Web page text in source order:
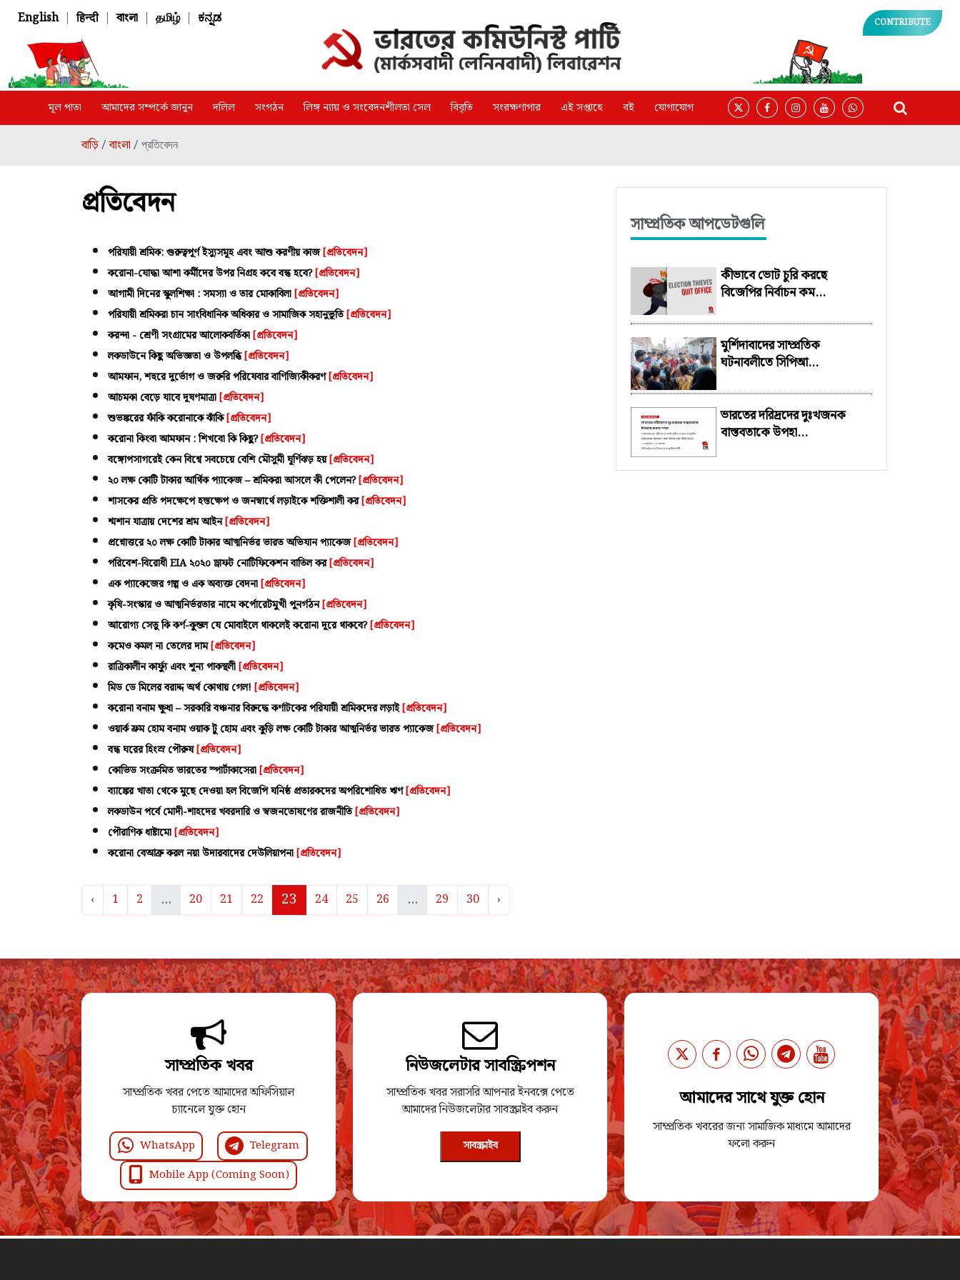
English | हिन्दी | বাংলা | தமிழ் | ಕನ್ನಡ CONTRIBUTE
মূল পাতা আমাদের সম্পর্কে জানুন দলিল সংগঠন লিঙ্গ ন্যায় ও সংবেদনশীলতা সেল বিবৃতি সংরক্ষণাগার এই সপ্তাহে বই যোগাযোগ
বাড়ি /বাংলা / প্রতিবেদন
প্রতিবেদন
পরিযায়ী শ্রমিক: গুরুত্বপূর্ণ ইস্যুসমূহ এবং আশু করণীয় কাজ[প্রতিবেদন]
করোনা-যোদ্ধা আশা কর্মীদের উপর নিগ্রহ কবে বন্ধ হবে?[প্রতিবেদন]
আগামী দিনের স্কুলশিক্ষা : সমস্যা ও তার মোকাবিলা[প্রতিবেদন]
পরিযায়ী শ্রমিকরা চান সাংবিধানিক অধিকার ও সামাজিক সহানুভূতি[প্রতিবেদন]
করন্দা - শ্রেণী সংগ্রামের আলোকবর্তিকা[প্রতিবেদন]
লকডাউনে কিছু অভিজ্ঞতা ও উপলব্ধি[প্রতিবেদন]
আমফান, শহুরে দুর্ভোগ ও জরুরি পরিষেবার বাণিজ্যিকীকরণ[প্রতিবেদন]
আচমকা বেড়ে যাবে দূষণমাত্রা[প্রতিবেদন]
শুভঙ্করের ফাঁকি করোনাকে ঝাঁকি[প্রতিবেদন]
করোনা কিংবা আমফান : শিখবো কি কিছু?[প্রতিবেদন]
বঙ্গোপসাগরেই কেন বিশ্বে সবচেয়ে বেশি মৌসুমী ঘূর্ণিঝড় হয়[প্রতিবেদন]
২০ লক্ষ কোটি টাকার আর্থিক প্যাকেজ – শ্রমিকরা আসলে কী পেলেন?[প্রতিবেদন]
শাসকের প্রতি পদক্ষেপে হস্তক্ষেপ ও জনস্বার্থে লড়াইকে শক্তিশালী কর[প্রতিবেদন]
শ্মশান যাত্রায় দেশের শ্রম আইন[প্রতিবেদন]
প্রশ্নোত্তরে ২০ লক্ষ কোটি টাকার আত্মনির্ভর ভারত অভিযান প্যাকেজ[প্রতিবেদন]
পরিবেশ-বিরোধী EIA ২০২০ ড্রাফট নোটিফিকেশন বাতিল কর[প্রতিবেদন]
এক প্যাকেজের গল্প ও এক অব্যক্ত বেদনা[প্রতিবেদন]
কৃষি-সংস্কার ও আত্মনির্ভরতার নামে কর্পোরেটমুখী পুনর্গঠন[প্রতিবেদন]
আরোগ্য সেতু কি কর্ণ-কুন্তল যে মোবাইলে থাকলেই করোনা দূরে থাকবে?[প্রতিবেদন]
কমেও কমল না তেলের দাম[প্রতিবেদন]
রাত্রিকালীন কার্ফ্যু এবং শূন্য পাকস্থলী[প্রতিবেদন]
মিড ডে মিলের বরাদ্দ অর্থ কোথায় গেল! [প্রতিবেদন]
করোনা বনাম ক্ষুধা – সরকারি বঞ্চনার বিরুদ্ধে কর্ণাটকের পরিযায়ী শ্রমিকদের লড়াই[প্রতিবেদন]
ওয়ার্ক ফ্রম হোম বনাম ওয়াক টু হোম এবং কুড়ি লক্ষ কোটি টাকার আত্মনির্ভর ভারত প্যাকেজ[প্রতিবেদন]
বন্ধ ঘরের হিংস্র পৌরুষ[প্রতিবেদন]
কোভিড সংক্রমিত ভারতের স্পার্টাকাসেরা[প্রতিবেদন]
ব্যাঙ্কের খাতা থেকে মুছে দেওয়া হল বিজেপি ঘনিষ্ঠ প্রতারকদের অপরিশোধিত ঋণ[প্রতিবেদন]
লকডাউন পর্বে মোদী-শাহদের খবরদারি ও স্বজনতোষণের রাজনীতি[প্রতিবেদন]
পৌরাণিক ধাষ্টামো[প্রতিবেদন]
করোনা বেআব্রু করল নয়া উদারবাদের দেউলিয়াপনা[প্রতিবেদন]
‹ 1 2 ... 20 21 22 23 24 25 26 ... 29 30 ›
সাম্প্রতিক আপডেটগুলি
কীভাবে ভোট চুরি করছে
বিজেপির নির্বাচন কম...
মুর্শিদাবাদের সাম্প্রতিক
ঘটনাবলীতে সিপিআ...
ভারতের দরিদ্রদের দুঃখজনক
বাস্তবতাকে উপহা...
সাম্প্রতিক খবর
সাম্প্রতিক খবর পেতে আমাদের অফিসিয়াল
চ্যানেলে যুক্ত হোন
WhatsApp
Telegram
Mobile App (Coming Soon)
নিউজলেটার সাবস্ক্রিপশন
সাম্প্রতিক খবর সরাসরি আপনার ইনবক্সে পেতে
আমাদের নিউজলেটার সাবস্ক্রাইব করুন
সাবস্ক্রাইব
আমাদের সাথে যুক্ত হোন
সাম্প্রতিক খবরের জন্য সামাজিক মাধ্যমে আমাদের
ফলো করুন